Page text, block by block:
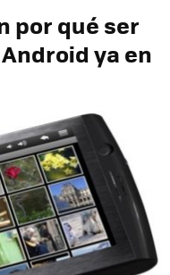
por qué ser
ya en